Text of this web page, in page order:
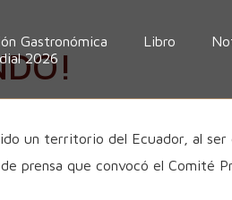
Gastronómica
2026
Libro
un territorio del Ecuador, al ser
prensa que convocó el Comité